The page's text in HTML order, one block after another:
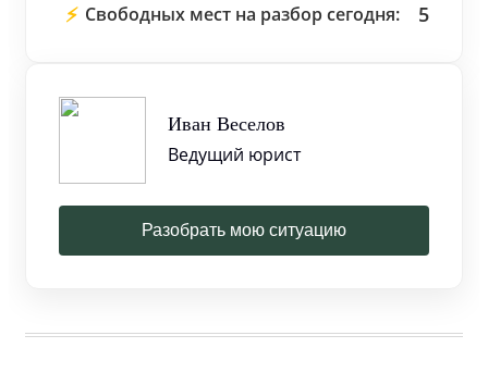
⚡ Свободных мест на разбор сегодня: 5
Иван Веселов
Ведущий юрист
Разобрать мою ситуацию